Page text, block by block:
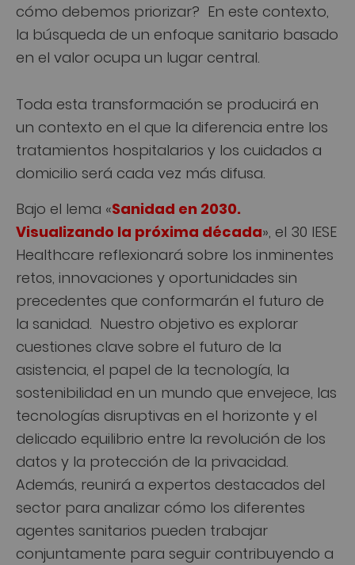
cómo debemos priorizar? En este contexto,
la búsqueda de un enfoque sanitario basado
en el valor ocupa un lugar central.
Toda esta transformación se producirá en
un contexto en el que la diferencia entre los
tratamientos hospitalarios y los cuidados a
domicilio será cada vez más difusa.
Bajo el lema «Sanidad en 2030.
Visualizando la próxima década», el 30 IESE
Healthcare reflexionará sobre los inminentes
retos, innovaciones y oportunidades sin
precedentes que conformarán el futuro de
la sanidad. Nuestro objetivo es explorar
cuestiones clave sobre el futuro de la
asistencia, el papel de la tecnología, la
sostenibilidad en un mundo que envejece, las
tecnologías disruptivas en el horizonte y el
delicado equilibrio entre la revolución de los
datos y la protección de la privacidad.
Además, reunirá a expertos destacados del
sector para analizar cómo los diferentes
agentes sanitarios pueden trabajar
conjuntamente para seguir contribuyendo a